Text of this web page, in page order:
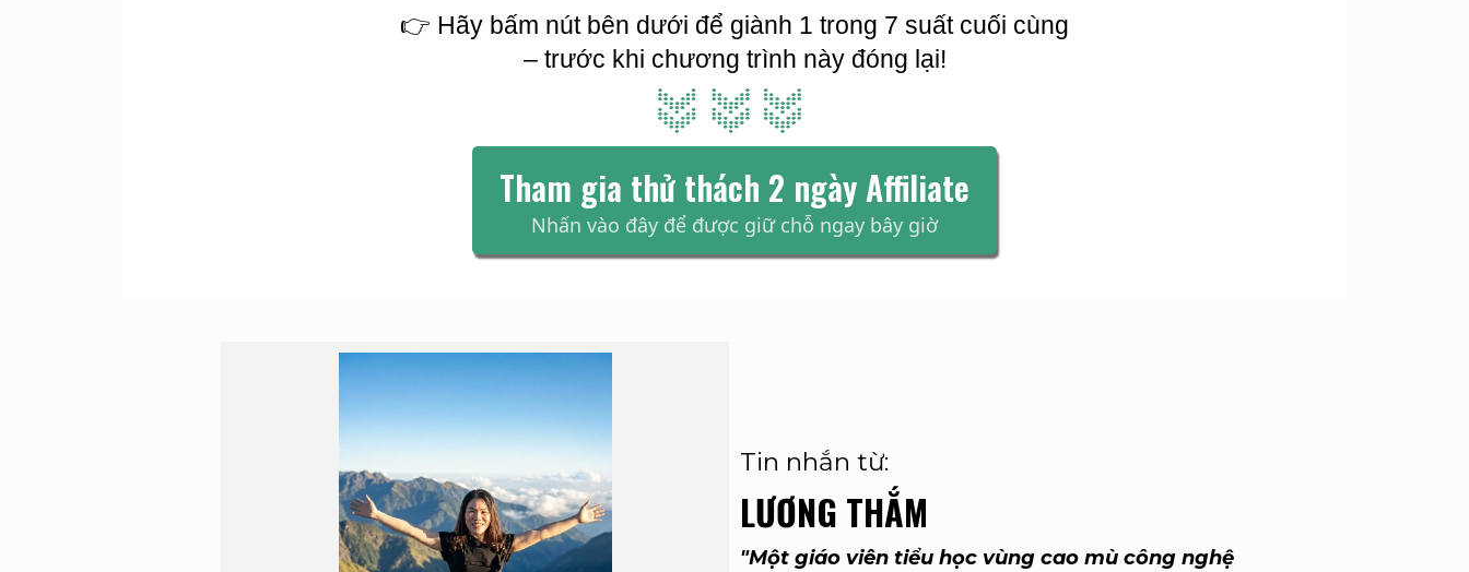
👉 Hãy bấm nút bên dưới để giành 1 trong 7 suất cuối cùng
– trước khi chương trình này đóng lại!
Tham gia thử thách 2 ngày Affiliate
Nhấn vào đây để được giữ chỗ ngay bây giờ
Tin nhắn từ:
LƯƠNG THẮM
"Một giáo viên tiểu học vùng cao mù công nghệ